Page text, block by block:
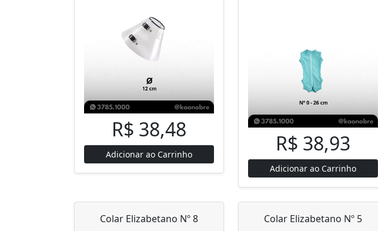
R$ 38,48
Adicionar ao Carrinho R$ 38,93
Adicionar ao Carrinho
Colar Elizabetano Nº 8 Colar Elizabetano Nº 5